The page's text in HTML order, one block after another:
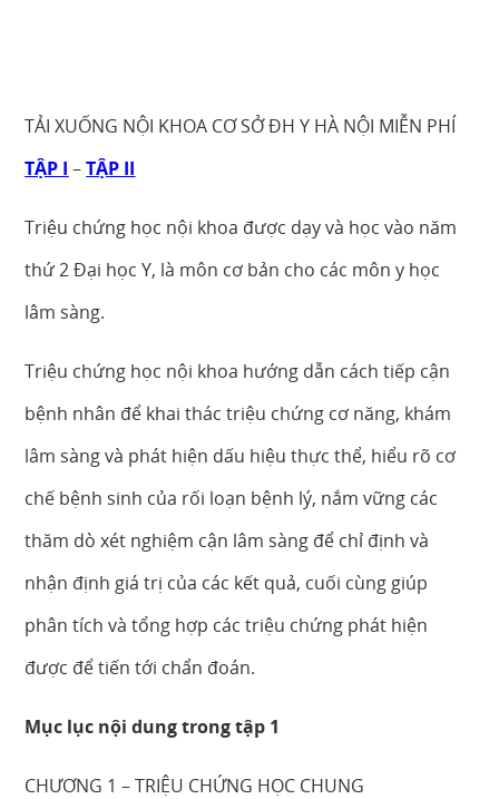
TẢI XUỐNG NỘI KHOA CƠ SỞ ĐH Y HÀ NỘI MIỄN PHÍ
TẬP I –TẬP II
Triệu chứng học nội khoa được dạy và học vào năm
thứ 2 Đại học Y, là môn cơ bản cho các môn y học
lâm sàng.
Triệu chứng học nội khoa hướng dẫn cách tiếp cận
bệnh nhân để khai thác triệu chứng cơ năng, khám
lâm sàng và phát hiện dấu hiệu thực thể, hiểu rõ cơ
chế bệnh sinh của rối loạn bệnh lý, nắm vững các
thăm dò xét nghiệm cận lâm sàng để chỉ định và
nhận định giá trị của các kết quả, cuối cùng giúp
phân tích và tổng hợp các triệu chứng phát hiện
được để tiến tới chẩn đoán.
Mục lục nội dung trong tập 1
CHƯƠNG 1 – TRIỆU CHỨNG HỌC CHUNG